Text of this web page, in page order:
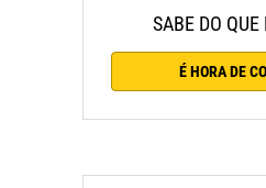
SABE DO QUE
É HORA DE